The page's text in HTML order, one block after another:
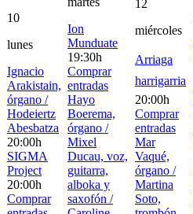
10
lunes
Ignacio
Arakistain,
órgano /
Hodeiertz
Abesbatza
20:00h
SIGMA
Project
20:00h
Comprar
Ion
Munduate
19:30h
Comprar
entradas
Hayo
Boerema,
órgano /
Mixel
Ducau, voz,
guitarra,
alboka y
saxofón /
12
miércoles
Arriaga
harrigarria
20:00h
Comprar
entradas
Mar
Vaqué,
órgano /
Martina
Soto,